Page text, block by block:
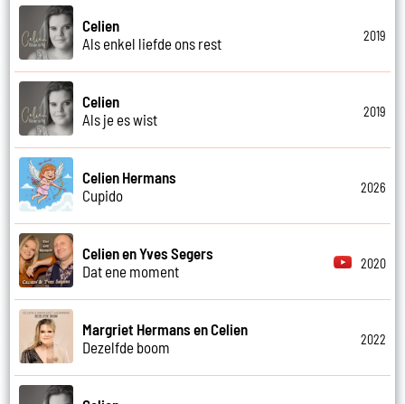
Celien
Als enkel liefde ons rest
2019
Celien
Als je es wist
2019
Celien Hermans
Cupido
2026
Celien en Yves Segers
Dat ene moment
2020
Margriet Hermans en Celien
Dezelfde boom
2022